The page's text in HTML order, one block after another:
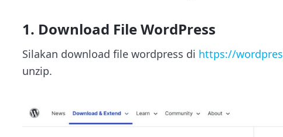
1. Download File WordPress
Silakan download file wordpress di https://
unzip.